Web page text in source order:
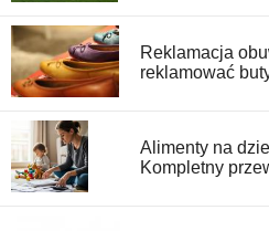
Reklamacja
reklamować
Alimenty na
Kompletny